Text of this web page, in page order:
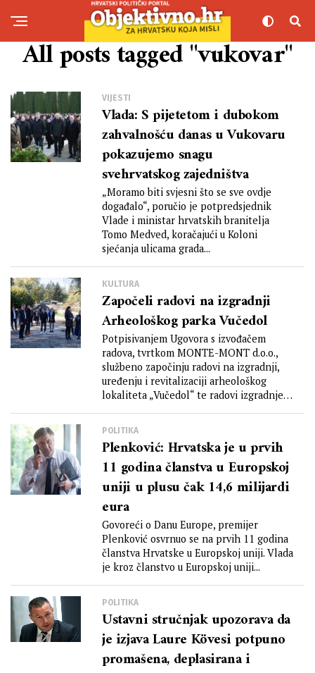
All posts tagged "vukovar"
VIJESTI
Vlada: S pijetetom i dubokom
zahvalnošću danas u Vukovaru
pokazujemo snagu
svehrvatskog zajedništva
„Moramo biti svjesni što se sve ovdje
događalo“, poručio je potpredsjednik
Vlade i ministar hrvatskih branitelja
Tomo Medved, koračajući u Koloni
sjećanja ulicama grada...
KULTURA
Započeli radovi na izgradnji
Arheološkog parka Vučedol
Potpisivanjem Ugovora s izvođačem
radova, tvrtkom MONTE-MONT d.o.o.,
službeno započinju radovi na izgradnji,
uređenju i revitalizaciji arheološkog
lokaliteta „Vučedol“ te radovi izgradnje
POLITIKA
Plenković: Hrvatska je u prvih
11 godina članstva u Europskoj
uniji u plusu čak 14,6 milijardi
eura
Govoreći o Danu Europe, premijer
Plenković osvrnuo se na prvih 11 godina
članstva Hrvatske u Europskoj uniji. Vlada
je kroz članstvo u Europskoj uniji...
POLITIKA
Ustavni stručnjak upozorava da
je izjava Laure Kövesi potpuno
promašena, deplasirana i